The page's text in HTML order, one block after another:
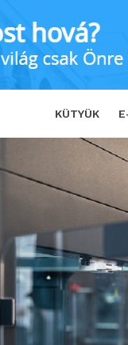
KÜTYÜK
roadshow